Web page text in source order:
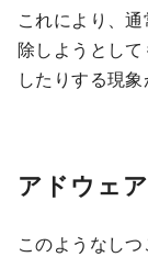
これにより、
除しようとし
したりする現象
アドウェ
このようなし